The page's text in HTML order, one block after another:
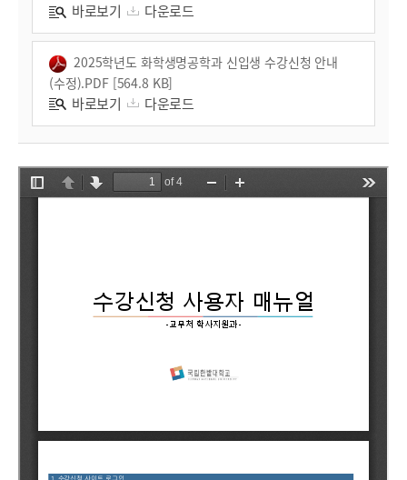
바로보기 다운로드
2025학년도 화학생명공학과 신입생 수강신청 안내
(수정).PDF [564.8 KB]
바로보기 다운로드